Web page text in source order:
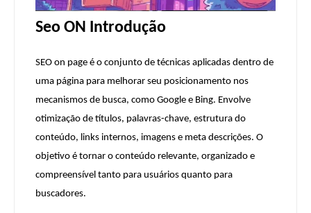
Seo ON Introdução
SEO on page é o conjunto de técnicas aplicadas dentro de
uma página para melhorar seu posicionamento nos
mecanismos de busca, como Google e Bing. Envolve
otimização de títulos, palavras-chave, estrutura do
conteúdo, links internos, imagens e meta descrições. O
objetivo é tornar o conteúdo relevante, organizado e
compreensível tanto para usuários quanto para
buscadores.